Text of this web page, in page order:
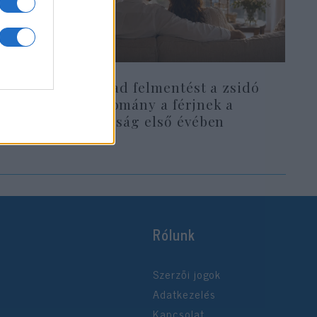
Erre ad felmentést a zsidó
hagyomány a férjnek a
házasság első évében
Rólunk
Szerzői jogok
Adatkezelés